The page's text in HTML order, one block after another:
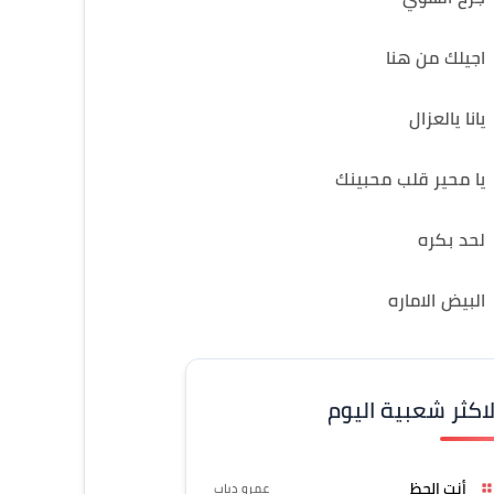
اجيلك من هنا
يانا يالعزال
يا محير قلب محبينك
لحد بكره
البيض الاماره
شعبية اليوم
أنت الحظ عمرو دياب